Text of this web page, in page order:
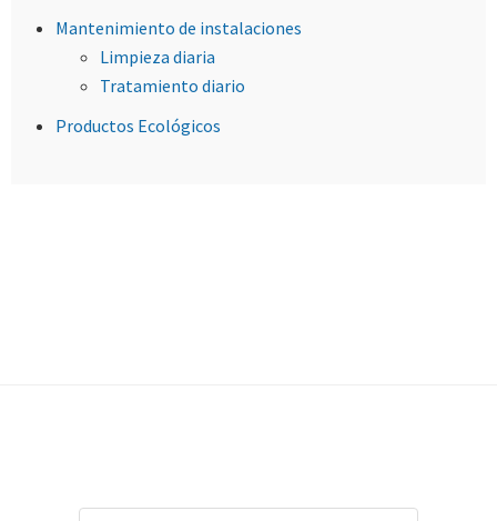
Mantenimiento de instalaciones
Limpieza diaria
Tratamiento diario
Productos Ecológicos